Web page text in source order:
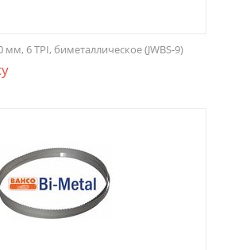
6 TPI, биметаллическое (JWBS-9)